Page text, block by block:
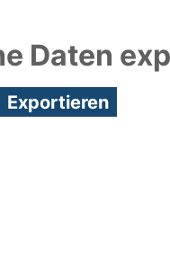
Daten